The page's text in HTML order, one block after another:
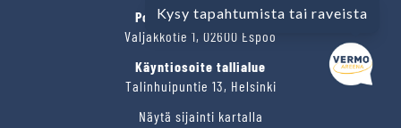
Kysy tapahtumista tai raveista
Posti- ja käyntiosoite
Valjakkotie 1, 02600 Espoo
Käyntiosoite tallialue
Talinhuipuntie 13, Helsinki
Näytä sijainti kartalla